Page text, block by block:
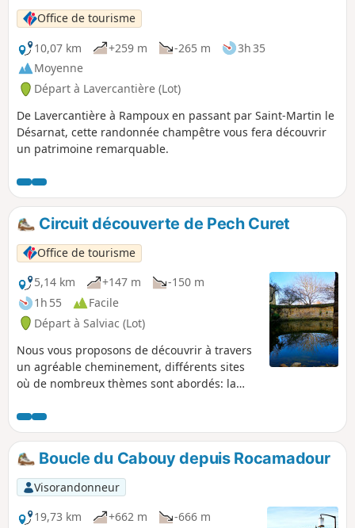
Office de tourisme
10,07 km
+259 m -265 m
3h 35
Moyenne
Départ à Lavercantière (Lot)
De Lavercantière à Rampoux en passant par Saint-Martin le
Désarnat, cette randonnée champêtre vous fera découvrir
un patrimoine remarquable.
Circuit découverte de Pech Curet
Office de tourisme
5,14 km
+147 m
-150 m
1h 55
Facile
Départ à Salviac (Lot)
Nous vous proposons de découvrir à travers
un agréable cheminement, différents sites
où de nombreux thèmes sont abordés: la
faune et la flore. Ainsi, au rythme de vos pas,
de découverte en découverte, vous
remonterez un bout de l’échelle du temps.
Boucle du Cabouy depuis Rocamadour
Visorandonneur
19,73 km
+662 m
-666 m